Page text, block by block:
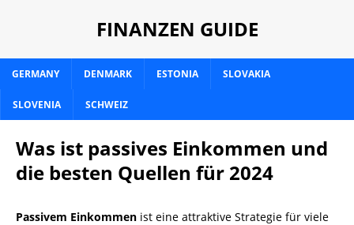
FINANZEN GUIDE
GERMANY DENMARK ESTONIA SLOVAKIA
SLOVENIA SCHWEIZ
Was ist passives Einkommen und
die besten Quellen für 2024
Passivem Einkommen ist eine attraktive Strategie für viele